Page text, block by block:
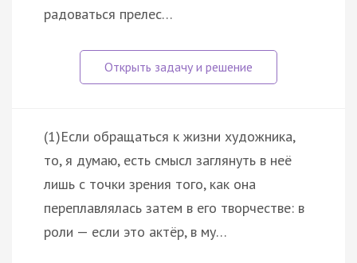
радоваться прелес…
(1)Если обращаться к жизни художника,
то, я думаю, есть смысл заглянуть в неё
лишь с точки зрения того, как она
переплавлялась затем в его творчестве: в
роли — если это актёр, в му…